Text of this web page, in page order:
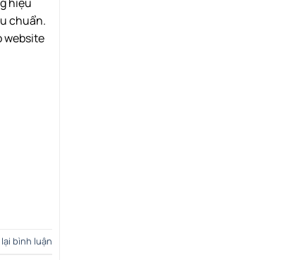
chuẩn.
website
bình luận